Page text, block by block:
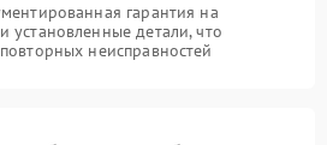
гарантия на
установленные детали, что
неисправностей